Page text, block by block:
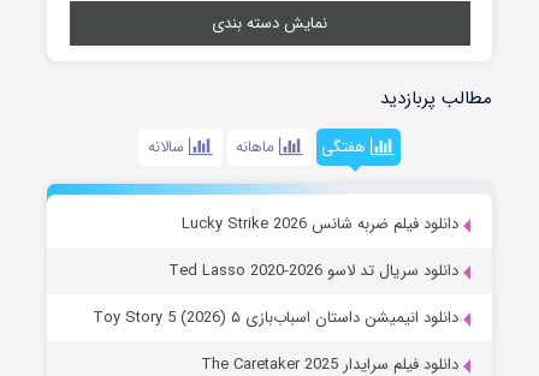
نمایش دسته بندی
مطالب پربازدید
هفتگی ماهانه سالانه
دانلود فیلم ضربه شانس Lucky Strike 2026
دانلود سریال تد لاسو Ted Lasso 2020-2026
دانلود انیمیشن داستان اسباب‌بازی ۵ Toy Story 5 (2026)
دانلود فیلم سرایدار The Caretaker 2025